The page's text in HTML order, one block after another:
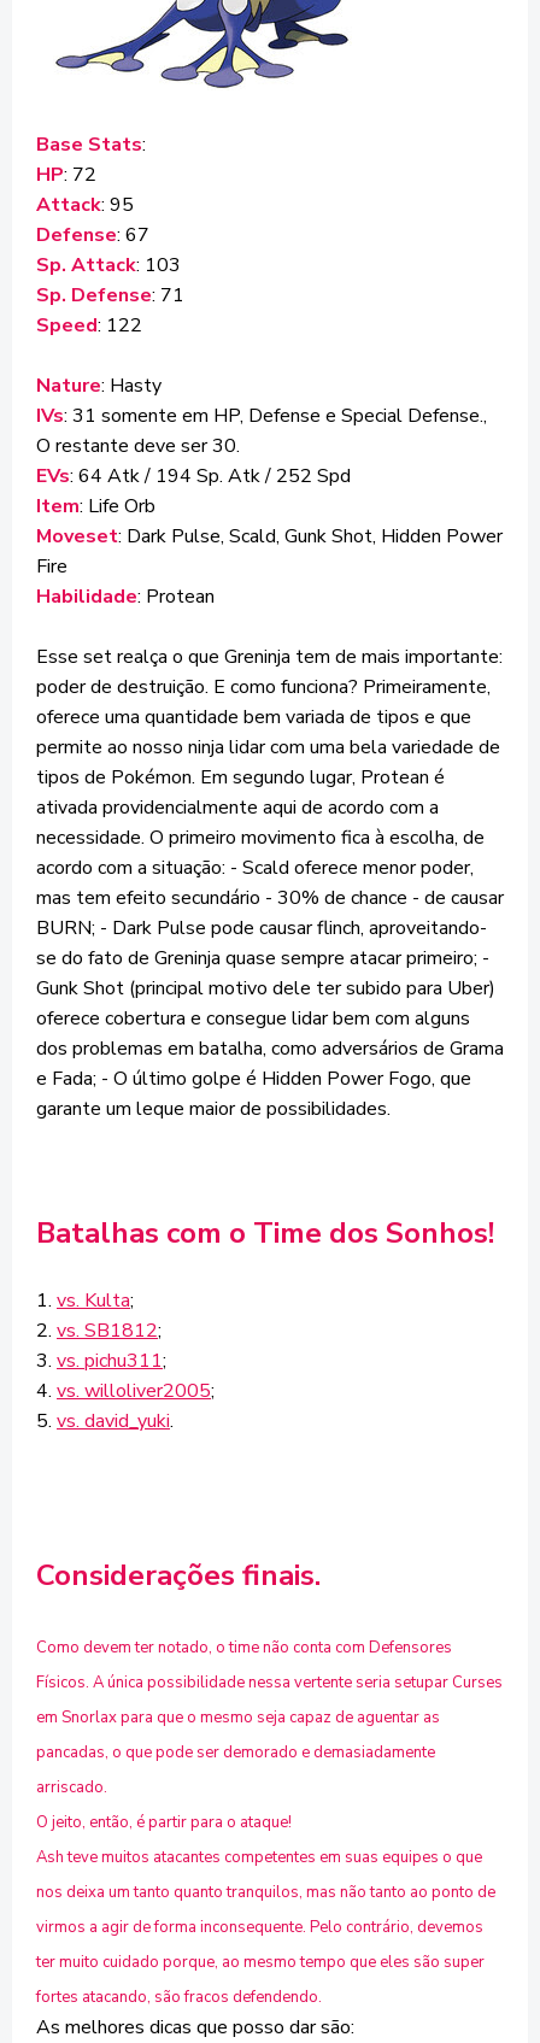
Base Stats:
HP: 72
Attack: 95
Defense: 67
Sp. Attack: 103
Sp. Defense: 71
Speed: 122
Nature: Hasty
IVs: 31 somente em HP, Defense e Special Defense.,
O restante deve ser 30.
EVs: 64 Atk / 194 Sp. Atk / 252 Spd
Item: Life Orb
Moveset: Dark Pulse, Scald, Gunk Shot, Hidden Power
Fire
Habilidade: Protean
Esse set realça o que Greninja tem de mais importante:
poder de destruição. E como funciona? Primeiramente,
oferece uma quantidade bem variada de tipos e que
permite ao nosso ninja lidar com uma bela variedade de
tipos de Pokémon. Em segundo lugar, Protean é
ativada providencialmente aqui de acordo com a
necessidade. O primeiro movimento fica à escolha, de
acordo com a situação: - Scald oferece menor poder,
mas tem efeito secundário - 30% de chance - de causar
BURN; - Dark Pulse pode causar flinch, aproveitando-
se do fato de Greninja quase sempre atacar primeiro; -
Gunk Shot (principal motivo dele ter subido para Uber)
oferece cobertura e consegue lidar bem com alguns
dos problemas em batalha, como adversários de Grama
e Fada; - O último golpe é Hidden Power Fogo, que
garante um leque maior de possibilidades.
Batalhas com o Time dos Sonhos!
1. vs. Kulta;
2. vs. SB1812;
3. vs. pichu311;
4. vs. willoliver2005;
5. vs. david_yuki.
Considerações finais.
Como devem ter notado, o time não conta com Defensores
Físicos. A única possibilidade nessa vertente seria setupar Curses
em Snorlax para que o mesmo seja capaz de aguentar as
pancadas, o que pode ser demorado e demasiadamente
arriscado.
O jeito, então, é partir para o ataque!
Ash teve muitos atacantes competentes em suas equipes o que
nos deixa um tanto quanto tranquilos, mas não tanto ao ponto de
virmos a agir de forma inconsequente. Pelo contrário, devemos
ter muito cuidado porque, ao mesmo tempo que eles são super
fortes atacando, são fracos defendendo.
As melhores dicas que posso dar são: